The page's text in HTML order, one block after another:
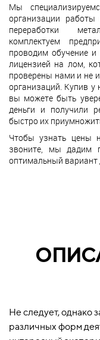
Мы
организации
переработки
комплектуем
проводим обучение
лицензией на лом,
проверены нами и не
организаций. Купив
вы можете быть
деньги и получили
быстро их
Чтобы узнать цены
звоните, мы дадим
оптимальный вариант
Не следует, однако
различных форм